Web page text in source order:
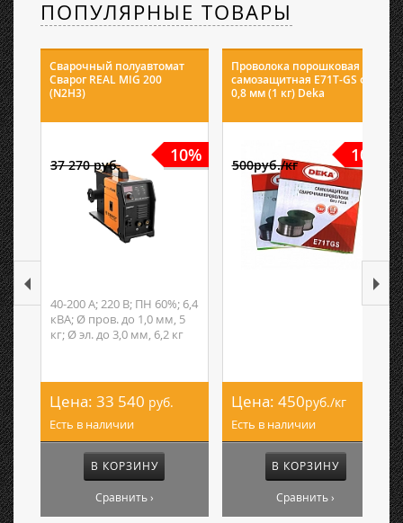
ПОПУЛЯРНЫЕ ТОВАРЫ
Сварочный полуавтомат
Сварог REAL MIG 200
(N2H3)
10%
37 270 руб.
40-200 А; 220 В; ПН 60%; 6,4
кВА; Ø пров. до 1,0 мм, 5
кг; Ø эл. до 3,0 мм, 6,2 кг
Цена: 33 540 руб.
Есть в наличии
В КОРЗИНУ
Сравнить ›
Проволока порошковая
самозащитная E71T-GS ф
0,8 мм (1 кг) Deka
10%
500руб./кг
Цена: 450руб./кг
Есть в наличии
В КОРЗИНУ
Сравнить ›